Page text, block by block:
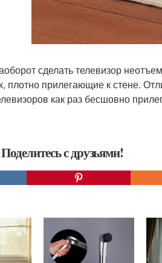
сделать телевизор
плотно прилегающие к стене.
как раз бесшовно
с друзьями!